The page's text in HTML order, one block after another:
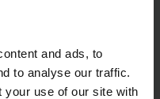
and ads, to
to analyse our traffic.
your use of our site with